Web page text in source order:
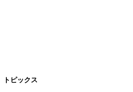
トピックス